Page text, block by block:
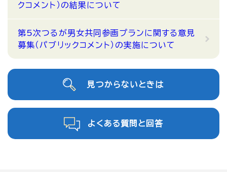
クコメント）の結果について
第5次つるが男女共同参画プランに関する意見
募集（パブリックコメント）の実施について
見つからないときは
よくある質問と回答